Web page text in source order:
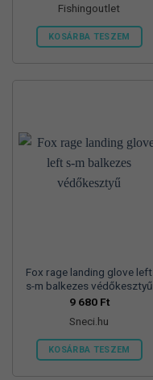
Fishingoutlet
KOSÁRBA TESZEM
Fox rage landing glove left
s-m balkezes védőkesztyű
9 680 Ft
Sneci.hu
KOSÁRBA TESZEM